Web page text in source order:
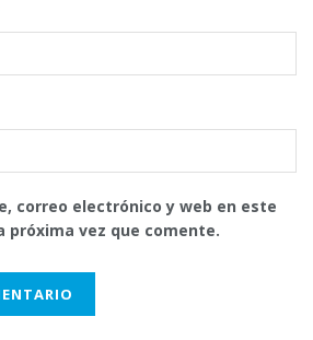
correo electrónico y web en este
próxima vez que comente.